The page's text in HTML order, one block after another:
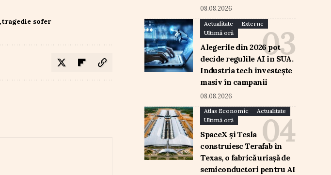
tragedie sofer
08.08.2026
Actualitate
Externe
Ultimă oră
Alegerile din 2026 pot
decide regulile AI în SUA.
Industria tech investește
masiv în campanii
08.08.2026
Atlas Economic
Actualitate
Ultimă oră
SpaceX și Tesla
construiesc Terafab în
Texas, o fabrică uriașă de
semiconductori pentru AI